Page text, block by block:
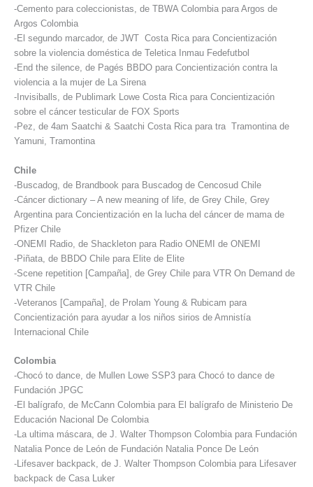
-Cemento para coleccionistas, de TBWA Colombia para Argos de
Argos Colombia
-El segundo marcador, de JWT Costa Rica para Concientización
sobre la violencia doméstica de Teletica Inmau Fedefutbol
-End the silence, de Pagés BBDO para Concientización contra la
violencia a la mujer de La Sirena
-Invisiballs, de Publimark Lowe Costa Rica para Concientización
sobre el cáncer testicular de FOX Sports
-Pez, de 4am Saatchi & Saatchi Costa Rica para tra Tramontina de
Yamuni, Tramontina
Chile
-Buscadog, de Brandbook para Buscadog de Cencosud Chile
-Cáncer dictionary – A new meaning of life, de Grey Chile, Grey
Argentina para Concientización en la lucha del cáncer de mama de
Pfizer Chile
-ONEMI Radio, de Shackleton para Radio ONEMI de ONEMI
-Piñata, de BBDO Chile para Elite de Elite
-Scene repetition [Campaña], de Grey Chile para VTR On Demand de
VTR Chile
-Veteranos [Campaña], de Prolam Young & Rubicam para
Concientización para ayudar a los niños sirios de Amnistía
Internacional Chile
Colombia
-Chocó to dance, de Mullen Lowe SSP3 para Chocó to dance de
Fundación JPGC
-El balígrafo, de McCann Colombia para El balígrafo de Ministerio De
Educación Nacional De Colombia
-La ultima máscara, de J. Walter Thompson Colombia para Fundación
Natalia Ponce de León de Fundación Natalia Ponce De León
-Lifesaver backpack, de J. Walter Thompson Colombia para Lifesaver
backpack de Casa Luker